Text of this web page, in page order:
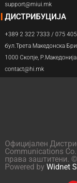
support@miui.mk
ДИСТРИБУЦИЈА
+389 2 322 7333 / 075
бул.Трета Македонска
1000 Скопје, Р.Македонија
contact@hi.mk
Официјален
Communications
права заштитени.
Powered by Widnet